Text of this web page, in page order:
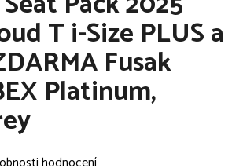
T i-Size PLUS a
Fusak
Platinum,
hodnocení